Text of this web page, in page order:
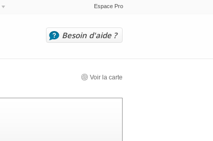
Espace Pro
Besoin d'aide ?
Voir la carte